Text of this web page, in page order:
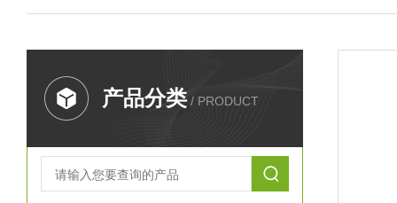
产品分类 / PRODUCT